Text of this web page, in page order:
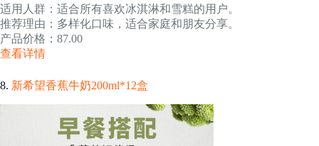
适用人群：适合所有喜欢冰淇淋和雪糕的用户。
推荐理由：多样化口味，适合家庭和朋友分享。
产品价格：87.00
查看详情
8. 新希望香蕉牛奶200ml*12盒